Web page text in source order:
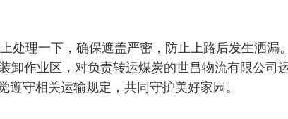
处理一下，确保遮盖严密，防止上路后发生洒漏
卸作业区，对负责转运煤炭的世昌物流有限公司
守相关运输规定，共同守护美好家园。